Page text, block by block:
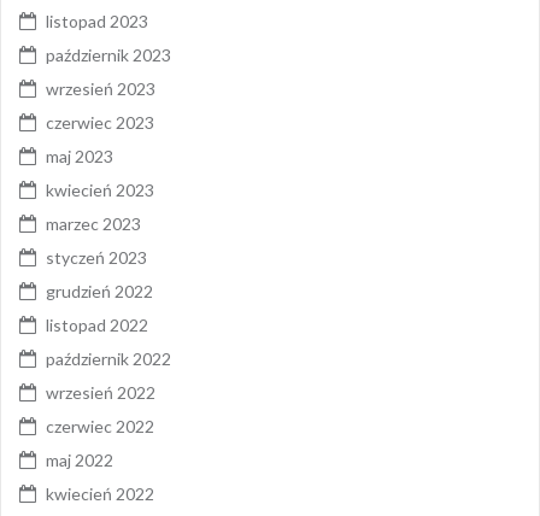
listopad 2023
październik 2023
wrzesień 2023
czerwiec 2023
maj 2023
kwiecień 2023
marzec 2023
styczeń 2023
grudzień 2022
listopad 2022
październik 2022
wrzesień 2022
czerwiec 2022
maj 2022
kwiecień 2022